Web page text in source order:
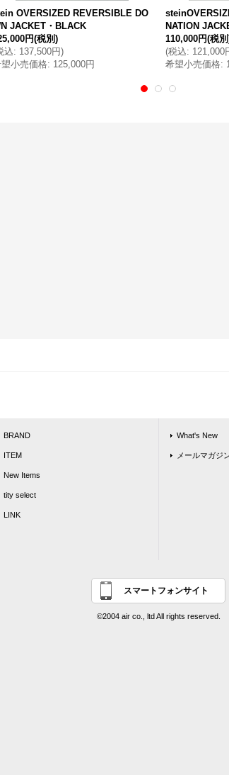
OVERSIZED REVERSIBLE DO
JACKET・BLACK
円(税別)
込: 137,500円)
小売価格: 125,000円
NATION
110,000円(税
(税込: 121,000
希望小売価格:
BRAND
ITEM
New Items
tity select
LINK
What's New
メールマガジ
スマートフォンサイト
©2004 air co., ltd All rights reserved.